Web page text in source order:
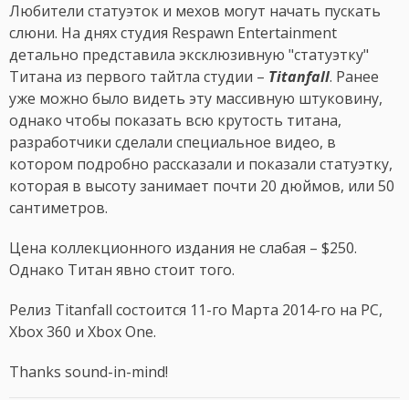
Любители статуэток и мехов могут начать пускать
слюни. На днях студия Respawn Entertainment
детально представила эксклюзивную "статуэтку"
Титана из первого тайтла студии – Titanfall. Ранее
уже можно было видеть эту массивную штуковину,
однако чтобы показать всю крутость титана,
разработчики сделали специальное видео, в
котором подробно рассказали и показали статуэтку,
которая в высоту занимает почти 20 дюймов, или 50
сантиметров.
Цена коллекционного издания не слабая – $250.
Однако Титан явно стоит того.
Релиз Titanfall состоится 11-го Марта 2014-го на PC,
Xbox 360 и Xbox One.
Thanks sound-in-mind!